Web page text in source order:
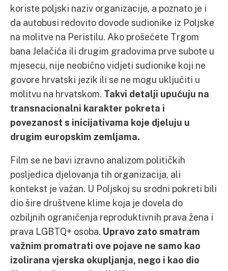
koriste poljski naziv organizacije, a poznato je i
da autobusi redovito dovode sudionike iz Poljske
na molitve na Peristilu. Ako prošećete Trgom
bana Jelačića ili drugim gradovima prve subote u
mjesecu, nije neobično vidjeti sudionike koji ne
govore hrvatski jezik ili se ne mogu uključiti u
molitvu na hrvatskom. Takvi detalji upućuju na
transnacionalni karakter pokreta i
povezanost s inicijativama koje djeluju u
drugim europskim zemljama.
Film se ne bavi izravno analizom političkih
posljedica djelovanja tih organizacija, ali
kontekst je važan. U Poljskoj su srodni pokreti bili
dio šire društvene klime koja je dovela do
ozbiljnih ograničenja reproduktivnih prava žena i
prava LGBTQ+ osoba. Upravo zato smatram
važnim promatrati ove pojave ne samo kao
izolirana vjerska okupljanja, nego i kao dio